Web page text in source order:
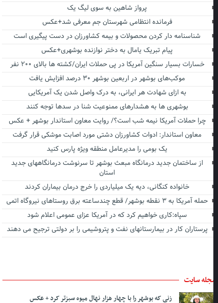
پرواز شاهین به سوی لیگ یک
فرمانده انتظامی شهرستان جم معرفی شد+عکس
شناسنامه دار کردن محصولات و بیمه کشاورزان در دست پیگیری است
پیام تبریک یامال به دختر نوازنده بوشهری+عکس
خسارات بسیار سنگین آمریکا در پی حملات ایران/کشته ها بالای ۲۰۰ نفر
موکب‌های بوشهر در اربعین بوشهر ۳۰ درصد افزایش یافت
به ازای شهادت هر ایرانی، به درک واصل شدن یک آمریکایی
بوشهری ها به هشدارهای ممنوعیت شنا در سدها توجه کنند
چرا حملات آمریکا نیمه شب است؟/ روایت معاون استاندار بوشهر + عکس
معاون استاندار: ادوات کشاورزان دشتی مورد اصابت موشکی قرار گرفت
یک بومی را مدیرعامل منطقه ویژه پارس کنید
از ساختمان جدید درمانگاه مبعث بوشهر تا سرنوشت درمانگاههای جدید
استان
خانواده کنگانی، دیه یک میلیاردی را خرج درمان بیماران کردند
حمله آمریکا به ۳ نقطه بوشهر/ قطع چندساعته برق روستاهای نیروگاه اتمی
سپاه:کاری خواهیم کرد که در آمریکا عزای عمومی اعلام شود
پرستاران کار در بیمارستانهای نفت و پتروشیمی را بر دولتی ترجیح می دهند
سایت
زنی که بوشهر را با چهار هزار نهال میوه سبزتر کرد + عکس